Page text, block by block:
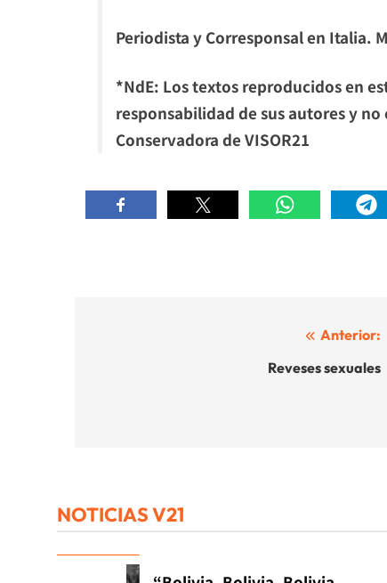
Periodista y Corresponsal en Italia.
*NdE: Los textos reproducidos en
responsabilidad de sus autores y
Conservadora de VISOR21
Anterior:
Reveses sexuales
NOTICIAS V21